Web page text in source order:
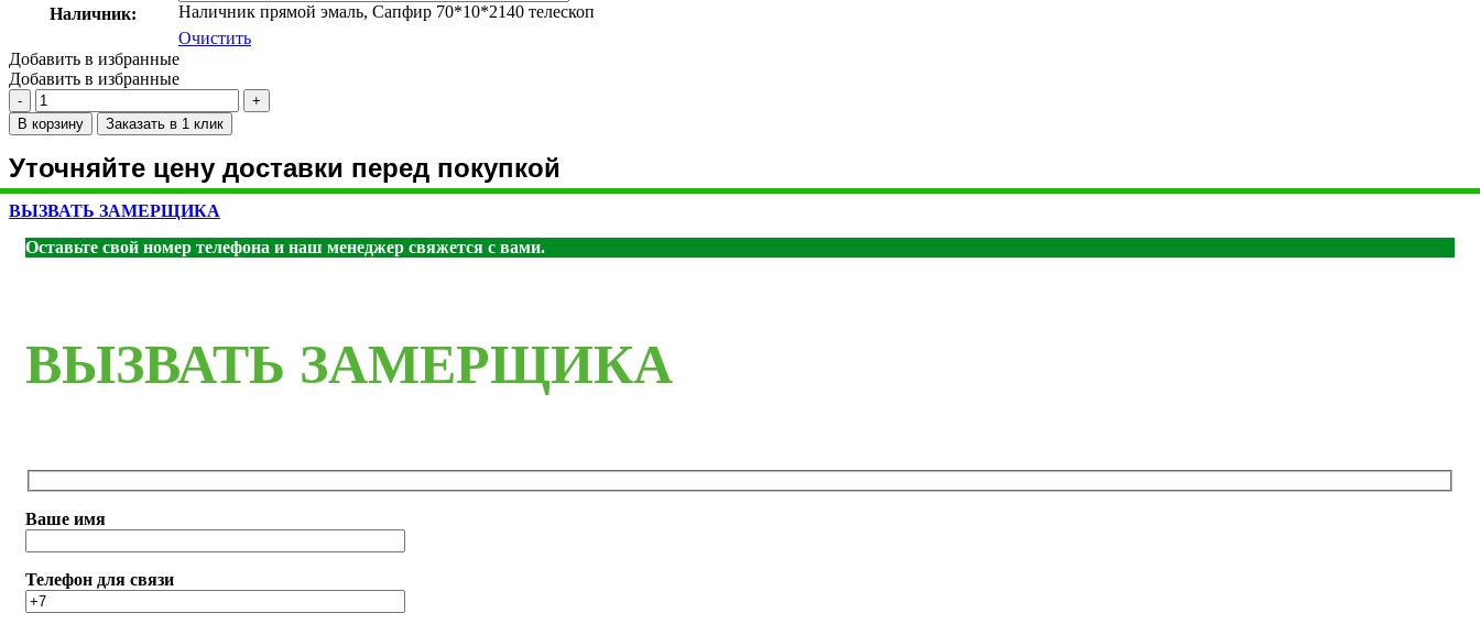
Наличник:
Наличник прямой эмаль, Сапфир 70*10*2140 телескоп
Очистить
Добавить в избранные
Добавить в избранные
Количество
товара
Smalta-
ДГ
600*2000
эмаль,
Сапфир
В корзину Заказать в 1 клик
Уточняйте цену доставки перед покупкой
ВЫЗВАТЬ ЗАМЕРЩИКА
Оставьте свой номер телефона и наш менеджер свяжется с вами.
ВЫЗВАТЬ ЗАМЕРЩИКА
Ваше имя
Телефон для связи